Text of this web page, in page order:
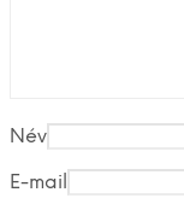
Név
E-mail